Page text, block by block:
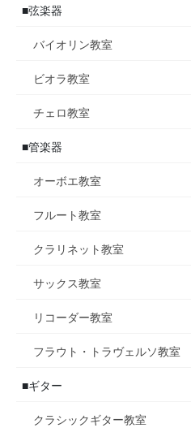
■弦楽器
バイオリン教室
ビオラ教室
チェロ教室
■管楽器
オーボエ教室
フルート教室
クラリネット教室
サックス教室
リコーダー教室
フラウト・トラヴェルソ教室
■ギター
クラシックギター教室